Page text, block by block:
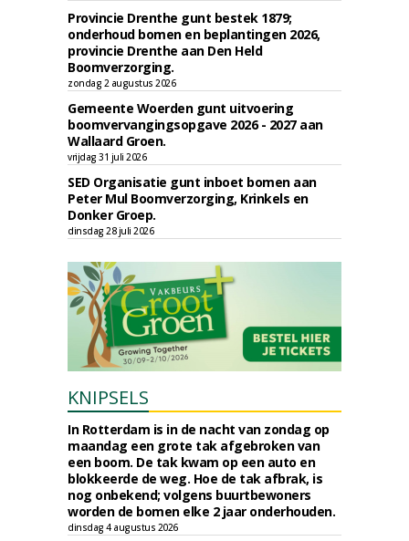
Provincie Drenthe gunt bestek 1879;
onderhoud bomen en beplantingen 2026,
provincie Drenthe aan Den Held
Boomverzorging.
zondag 2 augustus 2026
Gemeente Woerden gunt uitvoering
boomvervangingsopgave 2026 - 2027 aan
Wallaard Groen.
vrijdag 31 juli 2026
SED Organisatie gunt inboet bomen aan
Peter Mul Boomverzorging, Krinkels en
Donker Groep.
dinsdag 28 juli 2026
KNIPSELS
In Rotterdam is in de nacht van zondag op
maandag een grote tak afgebroken van
een boom. De tak kwam op een auto en
blokkeerde de weg. Hoe de tak afbrak, is
nog onbekend; volgens buurtbewoners
worden de bomen elke 2 jaar onderhouden.
dinsdag 4 augustus 2026